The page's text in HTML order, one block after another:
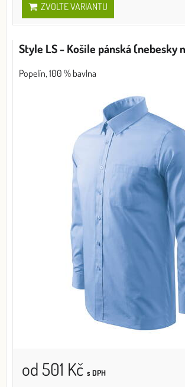
ZVOLTE VARIANTU
Style LS - Košile pánská (nebesky
Popelín, 100 % bavlna
od 501 Kč s DPH